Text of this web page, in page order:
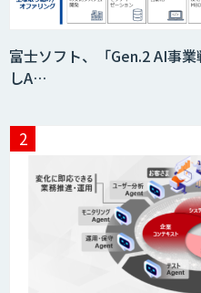
富士ソフト、「Gen.2 AI事
しA…